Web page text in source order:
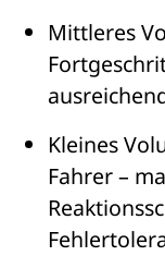
Mittleres
Kleines
Fahrer –